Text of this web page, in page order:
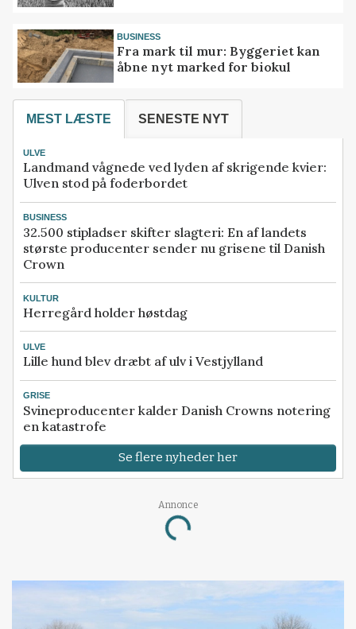
BUSINESS
Fra mark til mur: Byggeriet kan
åbne nyt marked for biokul
MEST LÆSTE SENESTE NYT
ULVE
Landmand vågnede ved lyden af skrigende kvier:
Ulven stod på foderbordet
BUSINESS
32.500 stipladser skifter slagteri: En af landets
største producenter sender nu grisene til Danish
Crown
KULTUR
Herregård holder høstdag
ULVE
Lille hund blev dræbt af ulv i Vestjylland
GRISE
Svineproducenter kalder Danish Crowns notering
en katastrofe
Se flere nyheder her
Annonce
Loading...